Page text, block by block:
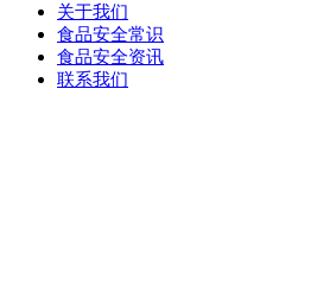
关于我们
食品安全常识
食品安全资讯
联系我们